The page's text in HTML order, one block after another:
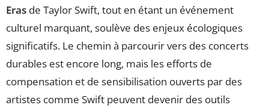
Eras de Taylor Swift, tout en étant un événement
culturel marquant, soulève des enjeux écologiques
significatifs. Le chemin à parcourir vers des concerts
durables est encore long, mais les efforts de
compensation et de sensibilisation ouverts par des
artistes comme Swift peuvent devenir des outils